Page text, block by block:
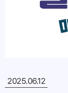
2025.06.12